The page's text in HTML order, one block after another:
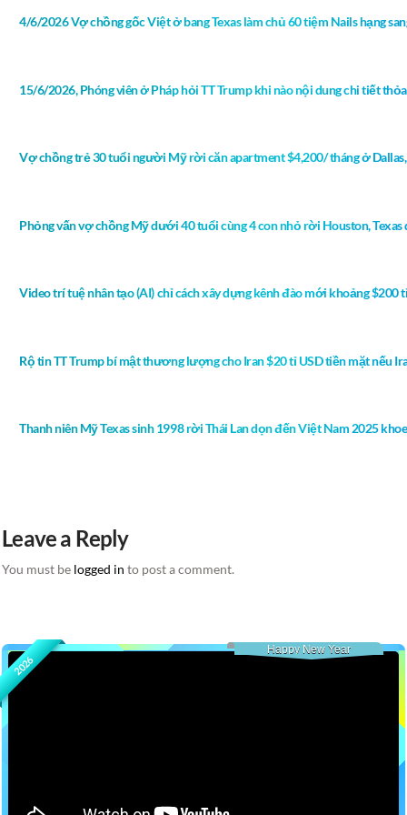
4/6/2026 Vợ chồng gốc Việt ở bang Texas làm chủ 60 tiệm Nails hạng
15/6/2026, Phóng viên ở Pháp hỏi TT Trump khi nào nội dung chi tiết
Vợ chồng trẻ 30 tuổi người Mỹ rời căn apartment $4,200/ tháng ở
Phỏng vấn vợ chồng Mỹ dưới 40 tuổi cùng 4 con nhỏ rời Houston,
Video trí tuệ nhân tạo (AI) chỉ cách xây dựng kênh đào mới khoảng
Rộ tin TT Trump bí mật thương lượng cho Iran $20 tỉ USD tiền mặt nếu
Thanh niên Mỹ Texas sinh 1998 rời Thái Lan dọn đến Việt Nam 2025
Leave a Reply
You must be logged in to post a comment.
2026
Happy New Year